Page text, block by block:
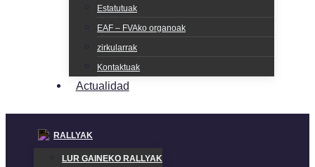
Estatutuak
EAF – FVAko organoak
zirkularrak
Kontaktuak
Actualidad
RALLYAK
LUR GAINEKO RALLYAK